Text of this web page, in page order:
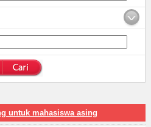
untuk mahasiswa asing